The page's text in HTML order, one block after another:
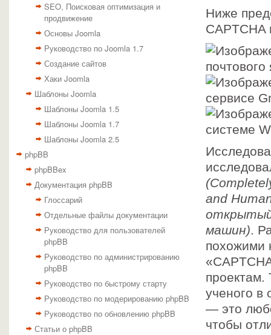
SEO, Поисковая оптимизация и
продвижение
Основы Joomla
Руководство по Joomla 1.7
Создание сайтов
Хаки Joomla
Шаблоны Joomla
Шаблоны Joomla 1.5
Шаблоны Joomla 1.7
Шаблоны Joomla 2.5
phpBB
phpBBex
Документация phpBB
Глоссарий
Отдельные файлы документации
Руководство для пользователей
phpBB
Руководство по администрированию
phpBB
Руководство по быстрому старту
Руководство по модерированию phpBB
Руководство по обновлению phpBB
Статьи о phpBB
Ниже
CAPTCHA
and
машин).
похожими
проектам.
ученого в
— это
чтобы